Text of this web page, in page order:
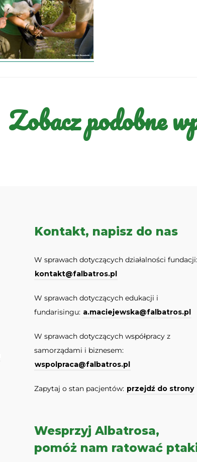
Zobacz podobne
Kontakt, napisz do nas
W sprawach dotyczących działalności fundacji:
kontakt@falbatros.pl
W sprawach dotyczących edukacji i
fundarisingu: a.maciejewska@falbatros.pl
W sprawach dotyczących współpracy z
samorządami i biznesem:
wspolpraca@falbatros.pl
Zapytaj o stan pacjentów: przejdź do strony
Wesprzyj Albatrosa,
pomóż nam ratować